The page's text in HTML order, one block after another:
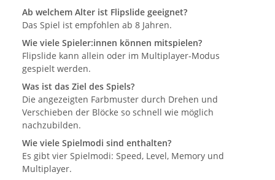
Ab welchem Alter ist Flipslide geeignet?
Das Spiel ist empfohlen ab 8 Jahren.
Wie viele Spieler:innen können mitspielen?
Flipslide kann allein oder im Multiplayer-Modus
gespielt werden.
Was ist das Ziel des Spiels?
Die angezeigten Farbmuster durch Drehen und
Verschieben der Blöcke so schnell wie möglich
nachzubilden.
Wie viele Spielmodi sind enthalten?
Es gibt vier Spielmodi: Speed, Level, Memory und
Multiplayer.